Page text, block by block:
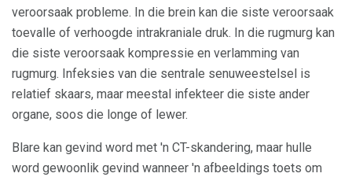
veroorsaak probleme. In die brein kan die siste veroorsaak
toevalle of verhoogde intrakraniale druk. In die rugmurg kan
die siste veroorsaak kompressie en verlamming van
rugmurg. Infeksies van die sentrale senuweestelsel is
relatief skaars, maar meestal infekteer die siste ander
organe, soos die longe of lewer.
Blare kan gevind word met 'n CT-skandering, maar hulle
word gewoonlik gevind wanneer 'n afbeeldings toets om